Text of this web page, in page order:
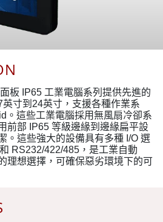
板 IP65 工業電腦系列提供先進的
寸到24英寸，支援各種作業系
。這些工業電腦採用無風扇冷卻系
前部 IP65 等級邊緣到邊緣扁平設
。這些強大的設備具有多種 I/O 選
RS232/422/485，是工業自動
理想選擇，可確保惡劣環境下的可